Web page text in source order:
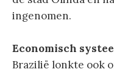
ingenomen.
Economisch
Brazilië lonkte ook